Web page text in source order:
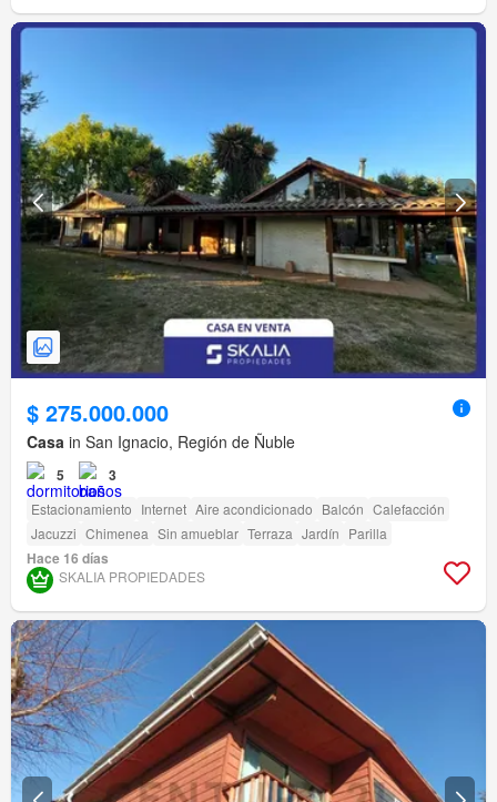
$ 275.000.000
Casa in San Ignacio, Región de Ñuble
5 3
Estacionamiento Internet Aire acondicionado Balcón Calefacción
Jacuzzi Chimenea Sin amueblar Terraza Jardín Parilla
Hace 16 días
SKALIA PROPIEDADES